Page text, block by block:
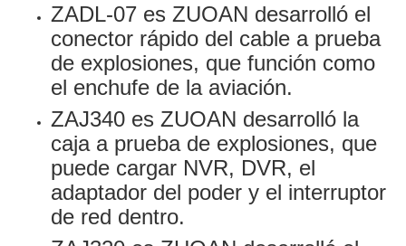
ZADL-07 es ZUOAN desarrolló el
conector rápido del cable a prueba
de explosiones, que función como
el enchufe de la aviación.
ZAJ340 es ZUOAN desarrolló la
caja a prueba de explosiones, que
puede cargar NVR, DVR, el
adaptador del poder y el interruptor
de red dentro.